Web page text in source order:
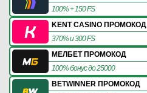
100% + 150 FS
KENT CASINO ПРОМОКОД
370% и 300 FS
МЕЛБЕТ ПРОМОКОД
100% бонус до 25000
BETWINNER ПРОМОКОД